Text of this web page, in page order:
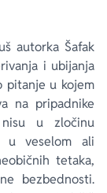
autorka Šafak
i ubijanja
pitanje u kojem
na pripadnike
u zločinu
u veselom ali
tetaka,
bezbednosti.